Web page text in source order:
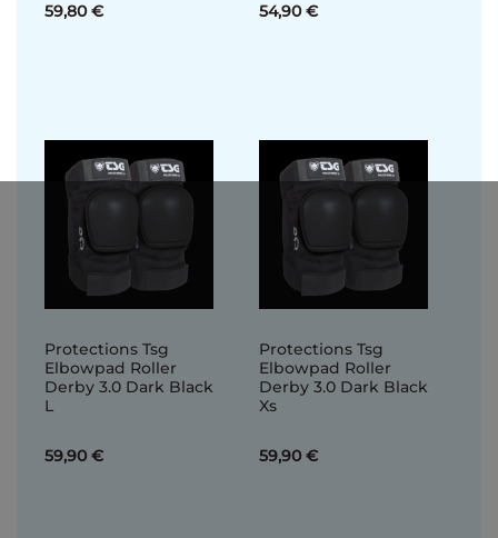
59,80 € 54,90 €
Protections Tsg
Elbowpad Roller
Derby 3.0 Dark Black
L
59,90 €
Protections Tsg
Elbowpad Roller
Derby 3.0 Dark Black
Xs
59,90 €